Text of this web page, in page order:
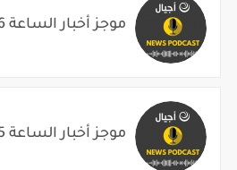
موجز أخبار الساعة 6م 2026/08/05
موجز أخبار الساعة 5م 2026/08/05